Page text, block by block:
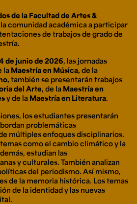
| Vigilada Mineducación.
universidad: Decreto 1297 del 30
de personería jurídica:
de febrero de 1949, Minjusticia.
de alta calidad, 10 años:
de la Facultad de Artes &
comunidad académica a participar
de trabajos de grado de
de junio de 2026, las jornadas
la Maestría en Música,de la
también se presentarán trabajos
del Arte, de la Maestría en
y de la Maestría en Literatura.
los estudiantes presentarán
problemáticas
múltiples enfoques disciplinarios.
como el cambio climático y la
estudian las
y culturales. También analizan
del periodismo. Así mismo,
de la memoria histórica. Los temas
de la identidady las nuevas
.